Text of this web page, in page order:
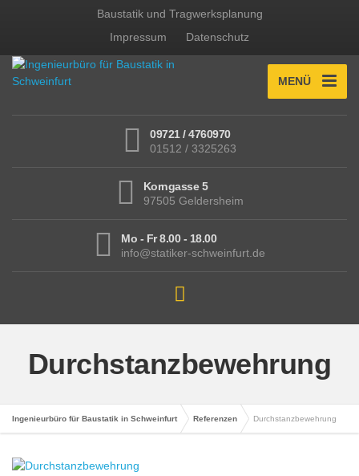
Baustatik und Tragwerksplanung
Impressum
Datenschutz
MENÜ
09721 / 4760970
01512 / 3325263
Korngasse 5
97505 Geldersheim
Mo - Fr 8.00 - 18.00
info@statiker-schweinfurt.de
Durchstanzbewehrung
Ingenieurbüro für Baustatik in Schweinfurt Referenzen Durchstanzbewehrung